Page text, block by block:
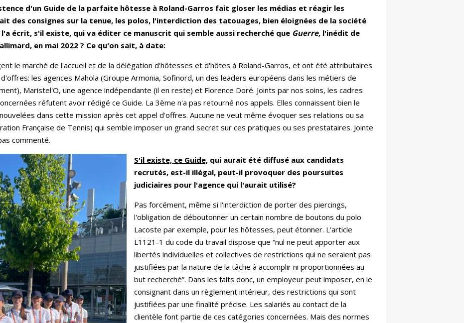
d'un Guide de la parfaite hôtesse à Roland-Garros fait gloser les médias et réagir les
des consignes sur la tenue, les polos, l'interdiction des tatouages, bien éloignées de la société
écrit, s'il existe, qui va éditer ce manuscrit qui semble aussi recherché que Guerre, l'inédit de
en mai 2022 ? Ce qu'on sait, à date:
le marché de l'accueil et de la délégation d'hôtesses et d'hôtes à Roland-Garros, et ont été attributaires
les agences Mahola (Groupe Armonia, Sofinord, un des leaders européens dans les métiers de
Maristel'O, une agence indépendante (il en reste) et Florence Doré. Joints par nos soins, les cadres
réfutent avoir rédigé ce Guide. La 3ème n'a pas retourné nos appels. Elles connaissent bien le
dans cette mission après cet appel d'offres. Aucune ne veut même évoquer ses relations ou sa
Française de Tennis) qui semble imposer un grand secret sur ces pratiques ou ses prestataires. Jointe
commenté.
S'il existe, ce Guide, qui aurait été diffusé aux candidats
recrutés, est-il illégal, peut-il provoquer des poursuites
judiciaires pour l'agence qui l'aurait utilisé?
Pas forcément, même si l'interdiction de porter des piercings,
l'obligation de déboutonner un certain nombre de boutons du polo
Lacoste par exemple, pour les hôtesses, peut étonner. L'article
L1121-1 du code du travail dispose que “nul ne peut apporter aux
libertés individuelles et collectives de restrictions qui ne seraient pas
justifiées par la nature de la tâche à accomplir ni proportionnées au
but recherché”. Dans les faits donc, un employeur peut imposer, en le
consignant dans un règlement intérieur, des restrictions qui sont
justifiées par une finalité précise. Les salariés au contact de la
clientèle font partie de ces catégories concernées. Mais des normes